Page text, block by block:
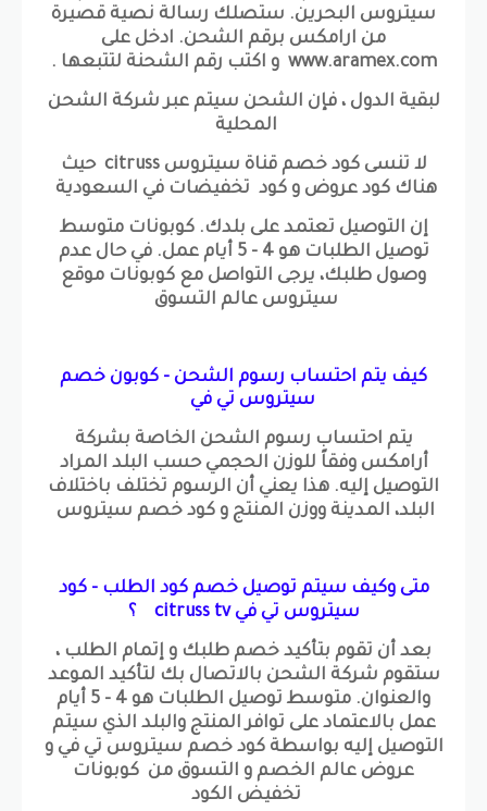
سيتروس البحرين. ستصلك رسالة نصية قصيرة
من ارامكس برقم الشحن. ادخل على
www.aramex.com و اكتب رقم الشحنة لتتبعها .
لبقية الدول ، فإن الشحن سيتم عبر شركة الشحن
المحلية
لا تنسى كود خصم قناة سيتروس citruss حيث
هناك كود عروض و كود تخفيضات في السعودية
إن التوصيل تعتمد على بلدك. كوبونات متوسط
توصيل الطلبات هو 4 - 5 أيام عمل. في حال عدم
وصول طلبك، يرجى التواصل مع كوبونات موقع
سيتروس عالم التسوق
كيف يتم احتساب رسوم الشحن - كوبون خصم
سيتروس تي في
يتم احتساب رسوم الشحن الخاصة بشركة
أرامكس وفقاً للوزن الحجمي حسب البلد المراد
التوصيل إليه. هذا يعني أن الرسوم تختلف باختلاف
البلد، المدينة ووزن المنتج و كود خصم سيتروس
متى وكيف سيتم توصيل خصم كود الطلب - كود
سيتروس تي في citruss tv ؟
بعد أن تقوم بتأكيد خصم طلبك و إتمام الطلب ،
ستقوم شركة الشحن بالاتصال بك لتأكيد الموعد
والعنوان. متوسط توصيل الطلبات هو 4 - 5 أيام
عمل بالاعتماد على توافر المنتج والبلد الذي سيتم
التوصيل إليه بواسطة كود خصم سيتروس تي في و
عروض عالم الخصم و التسوق من كوبونات
تخفيض الكود